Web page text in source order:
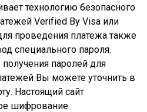
технологию безопасного
Verified By Visa или
проведения платежа также
специального пароля.
паролей для
Вы можете уточнить в
Настоящий сайт
шифрование.